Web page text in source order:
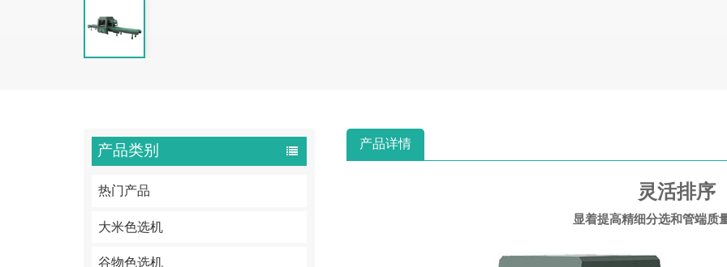
产品类别
热门产品
大米色选机
产品详情
灵活排序
显着提高精细分选和管端质